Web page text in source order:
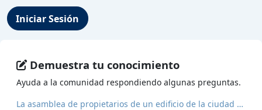
Iniciar Sesión
Demuestra tu conocimiento
Ayuda a la comunidad respondiendo algunas preguntas.
La asamblea de propietarios de un edificio de la ciudad …